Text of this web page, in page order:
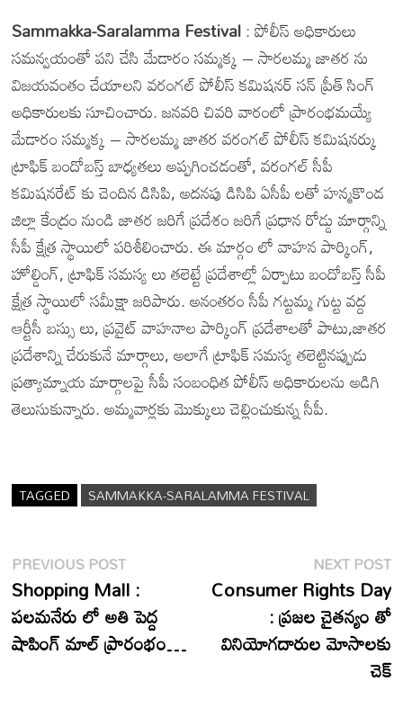
Sammakka-Saralamma Festival: పోలీస్ అధికారులు
సమన్వయంతో పని చేసి మేడారం సమ్మక్క – సారలమ్మ జాతర ను
విజయవంతం చేయాలని వరంగల్ పోలీస్ కమిషనర్ సన్ ప్రీత్ సింగ్
అధికారులకు సూచించారు. జనవరి చివరి వారంలో ప్రారంభమయ్యే
మేడారం సమ్మక్క – సారలమ్మ జాతర వరంగల్ పోలీస్ కమిషనర్కు
ట్రాఫిక్ బందోబస్త్ బాధ్యతలు అప్పగించడంతో, వరంగల్ సీపీ
కమిషనరేట్ కు చెందిన డిసిపి, అదనపు డిసిపి ఏసీపీ లతో హన్మకొండ
జిల్లా కేంద్రం నుండి జాతర జరిగే ప్రదేశం జరిగే ప్రధాన రోడ్డు మార్గాన్ని
సీపీ క్షేత్ర స్థాయిలో పరిశీలించారు. ఈ మార్గం లో వాహన పార్కింగ్,
హోల్డింగ్, ట్రాఫిక్ సమస్య లు తలెట్టే ప్రదేశాల్లో ఏర్పాటు బందోబస్త్ సీపీ
క్షేత్ర స్థాయిలో సమీక్షా జరిపారు. అనంతరం సీపీ గట్టమ్మ గుట్ట వద్ద
ఆర్టీసీ బస్సు లు, ప్రవైట్ వాహనాల పార్కింగ్ ప్రదేశాలతో పాటు,జాతర
ప్రదేశాన్ని చేరుకునే మార్గాలు, అలాగే ట్రాఫిక్ సమస్య తలెట్టినప్పుడు
ప్రత్యామ్నాయ మార్గాలపై సీపీ సంబంధిత పోలీస్ అధికారులను అడిగి
తెలుసుకున్నారు. అమ్మవార్లకు మొక్కులు చెల్లించుకున్న సీపీ.
TAGGED SAMMAKKA-SARALAMMA FESTIVAL
Post
navigation
PREVIOUS POSTPrevious
post:
Shopping Mall :
పలమనేరు లో అతి పెద్ద
షాపింగ్ మాల్ ప్రారంభం…
NEXT POST
Consumer Rights Day
: ప్రజల చైతన్యం తో
వినియోగదారుల మోసాలకు
చెక్